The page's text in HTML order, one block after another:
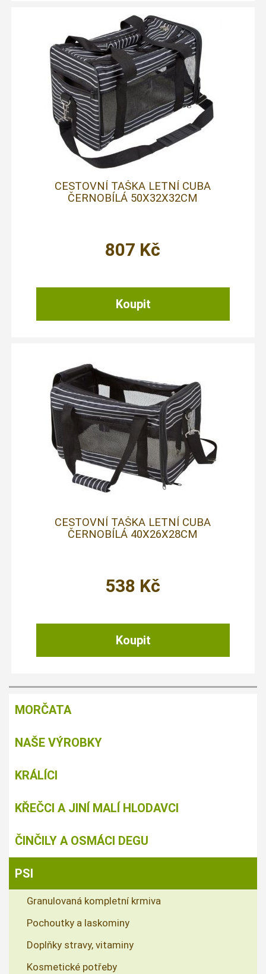
CESTOVNÍ TAŠKA LETNÍ CUBA
ČERNOBÍLÁ 50X32X32CM
807 Kč
CESTOVNÍ TAŠKA LETNÍ CUBA
ČERNOBÍLÁ 40X26X28CM
538 Kč
MORČATA
NAŠE VÝROBKY
KRÁLÍCI
KŘEČCI A JINÍ MALÍ HLODAVCI
ČINČILY A OSMÁCI DEGU
PSI
Granulovaná kompletní krmiva
Pochoutky a laskominy
Doplňky stravy, vitaminy
Kosmetické potřeby